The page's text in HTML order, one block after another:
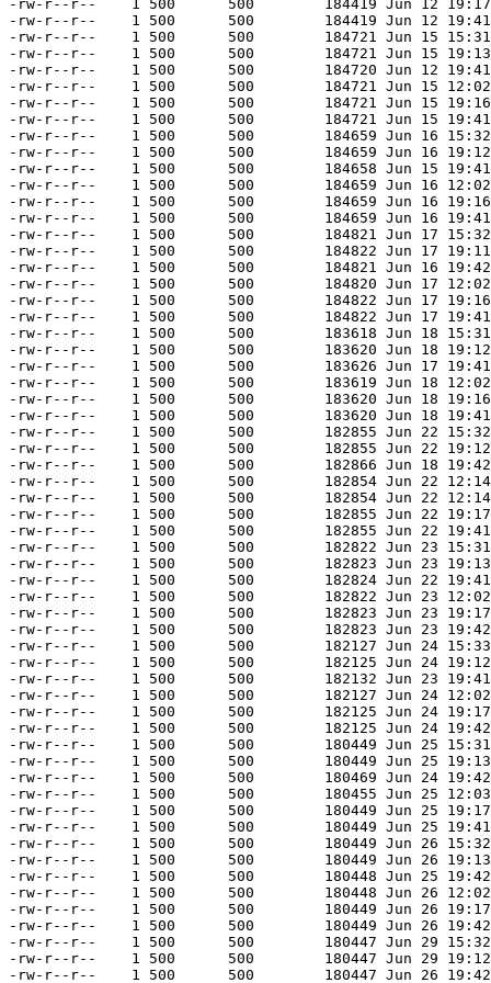
-rw-r--r--    1 500      500        184419 Jun 12
-rw-r--r--    1 500      500        184419 Jun 12
-rw-r--r--    1 500      500        184721 Jun 15
-rw-r--r--    1 500      500        184721 Jun 15
-rw-r--r--    1 500      500        184720 Jun 12
-rw-r--r--    1 500      500        184721 Jun 15
-rw-r--r--    1 500      500        184721 Jun 15
-rw-r--r--    1 500      500        184721 Jun 15
-rw-r--r--    1 500      500        184659 Jun 16
-rw-r--r--    1 500      500        184659 Jun 16
-rw-r--r--    1 500      500        184658 Jun 15
-rw-r--r--    1 500      500        184659 Jun 16
-rw-r--r--    1 500      500        184659 Jun 16
-rw-r--r--    1 500      500        184659 Jun 16
-rw-r--r--    1 500      500        184821 Jun 17
-rw-r--r--    1 500      500        184822 Jun 17
-rw-r--r--    1 500      500        184821 Jun 16
-rw-r--r--    1 500      500        184820 Jun 17
-rw-r--r--    1 500      500        184822 Jun 17
-rw-r--r--    1 500      500        184822 Jun 17
-rw-r--r--    1 500      500        183618 Jun 18
-rw-r--r--    1 500      500        183620 Jun 18
-rw-r--r--    1 500      500        183626 Jun 17
-rw-r--r--    1 500      500        183619 Jun 18
-rw-r--r--    1 500      500        183620 Jun 18
-rw-r--r--    1 500      500        183620 Jun 18
-rw-r--r--    1 500      500        182855 Jun 22
-rw-r--r--    1 500      500        182855 Jun 22
-rw-r--r--    1 500      500        182866 Jun 18
-rw-r--r--    1 500      500        182854 Jun 22
-rw-r--r--    1 500      500        182854 Jun 22
-rw-r--r--    1 500      500        182855 Jun 22
-rw-r--r--    1 500      500        182855 Jun 22
-rw-r--r--    1 500      500        182822 Jun 23
-rw-r--r--    1 500      500        182823 Jun 23
-rw-r--r--    1 500      500        182824 Jun 22
-rw-r--r--    1 500      500        182822 Jun 23
-rw-r--r--    1 500      500        182823 Jun 23
-rw-r--r--    1 500      500        182823 Jun 23
-rw-r--r--    1 500      500        182127 Jun 24
-rw-r--r--    1 500      500        182125 Jun 24
-rw-r--r--    1 500      500        182132 Jun 23
-rw-r--r--    1 500      500        182127 Jun 24
-rw-r--r--    1 500      500        182125 Jun 24
-rw-r--r--    1 500      500        182125 Jun 24
-rw-r--r--    1 500      500        180449 Jun 25
-rw-r--r--    1 500      500        180449 Jun 25
-rw-r--r--    1 500      500        180469 Jun 24
-rw-r--r--    1 500      500        180455 Jun 25
-rw-r--r--    1 500      500        180449 Jun 25
-rw-r--r--    1 500      500        180449 Jun 25
-rw-r--r--    1 500      500        180449 Jun 26
-rw-r--r--    1 500      500        180449 Jun 26
-rw-r--r--    1 500      500        180448 Jun 25
-rw-r--r--    1 500      500        180448 Jun 26
-rw-r--r--    1 500      500        180449 Jun 26
-rw-r--r--    1 500      500        180449 Jun 26
-rw-r--r--    1 500      500        180447 Jun 29
-rw-r--r--    1 500      500        180447 Jun 29
-rw-r--r--    1 500      500        180447 Jun 26